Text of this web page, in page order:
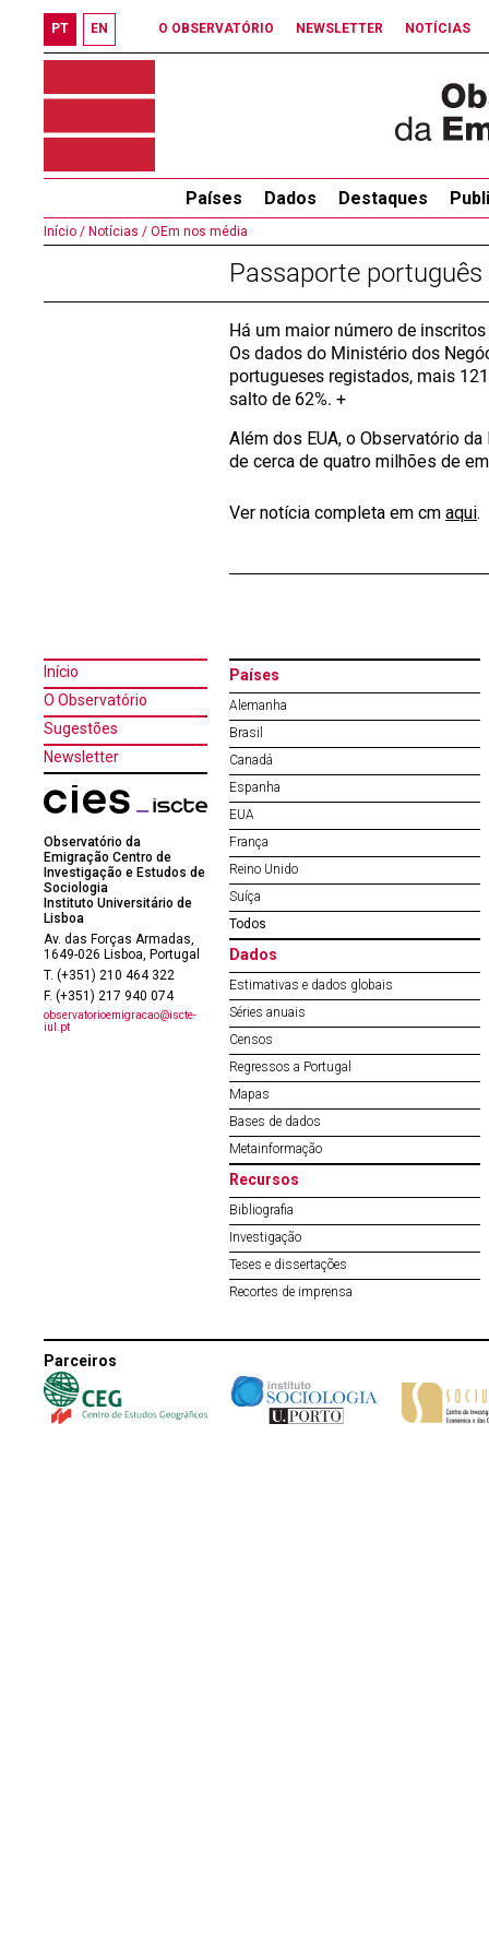
PT EN O OBSERVATÓRIO NEWSLETTER NOTÍCIAS
Países Dados Destaques
Início / Notícias / OEm nos média
Passaporte
Há um maior número de
Os dados do Ministério dos
portugueses registados, mais
salto de 62%. +
Além dos EUA, o Observatório
de cerca de quatro milhões de
Ver notícia completa em cm aqui.
Início
O Observatório
Sugestões
Newsletter
Observatório da
Emigração Centro de
Investigação e Estudos de
Sociologia
Instituto Universitário de
Lisboa
Av. das Forças Armadas,
1649-026 Lisboa, Portugal
T. (+351) 210 464 322
F. (+351) 217 940 074
observatorioemigracao@iscte-
iul.pt
Países
Alemanha
Brasil
Canadá
Espanha
EUA
França
Reino Unido
Suíça
Todos
Dados
Estimativas e dados globais
Séries anuais
Censos
Regressos a Portugal
Mapas
Bases de dados
Metainformação
Recursos
Bibliografia
Investigação
Teses e dissertações
Recortes de imprensa
Parceiros